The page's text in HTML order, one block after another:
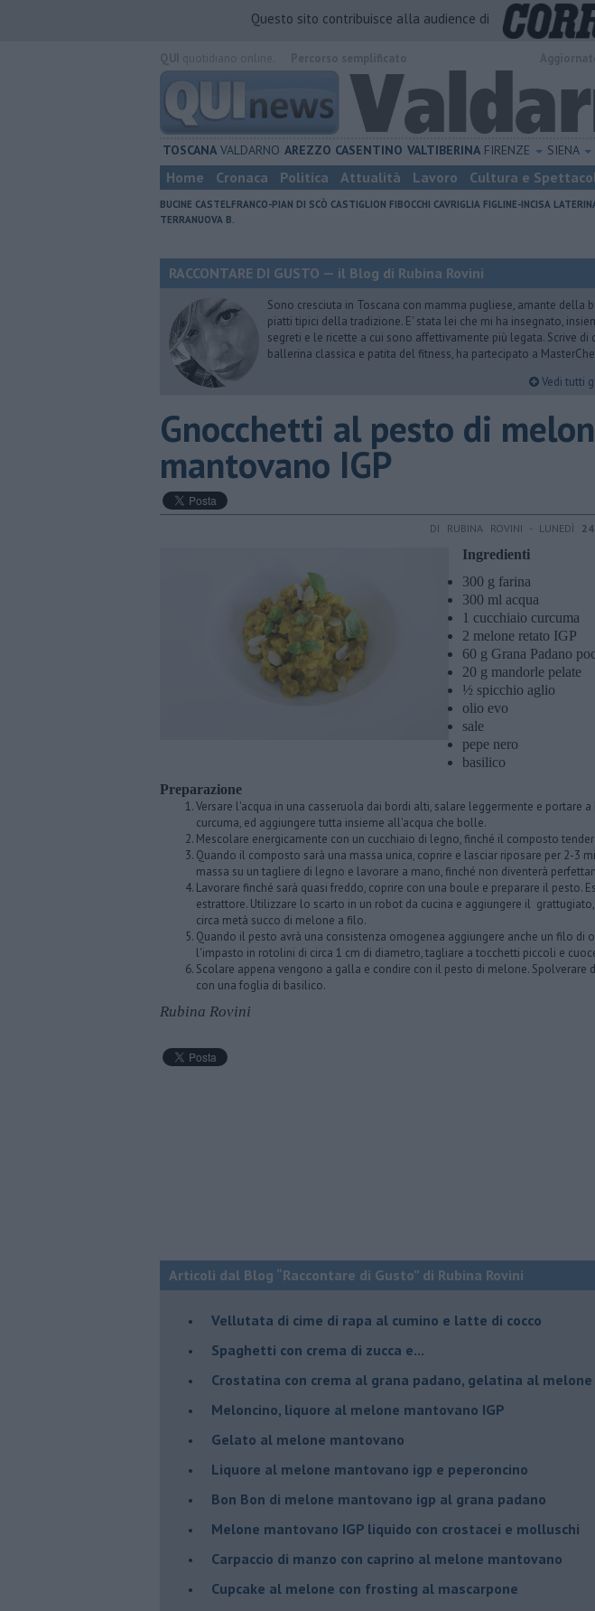
Questo sito contribuisce alla audience di
TOSCANA VALDARNO AREZZO CASENTINO VALTIBERINA FIRENZE SIENA
Home Cronaca Politica Attualità Lavoro Cultura e
BUCINE CASTELFRANCO-PIAN DI SCÒ CASTIGLION FIBOCCHI CAVRIGLIA FIGLINE-INCISA
TERRANUOVA B.
RACCONTARE DI GUSTO — il Blog di Rubina Rovini
Sono cresciuta in Toscana con mamma pugliese, amante della
piatti tipici della tradizione. E' stata lei che mi ha insegnato,
segreti e le ricette a cui sono affettivamente più legata. Scrive di
ballerina classica e patita del fitness, ha partecipato a
Vedi tutti
Gnocchetti al pesto di
mantovano IGP
DI RUBINA ROVINI - LUNEDÌ
Ingredienti
300 g farina
300 ml acqua
1 cucchiaio curcuma
2 melone retato IGP
60 g Grana Padano
20 g mandorle pelate
½ spicchio aglio
olio evo
sale
pepe nero
basilico
Preparazione
Versare l'acqua in una casseruola dai bordi alti, salare leggermente e portare
curcuma, ed aggiungere tutta insieme all'acqua che bolle.
Mescolare energicamente con un cucchiaio di legno, finché il composto
Quando il composto sarà una massa unica, coprire e lasciar riposare per 2-3
massa su un tagliere di legno e lavorare a mano, finché non diventerà
Lavorare finché sarà quasi freddo, coprire con una boule e preparare il pesto.
estrattore. Utilizzare lo scarto in un robot da cucina e aggiungere il
circa metà succo di melone a filo.
Quando il pesto avrà una consistenza omogenea aggiungere anche un filo di
l'impasto in rotolini di circa 1 cm di diametro, tagliare a tocchetti piccoli e
Scolare appena vengono a galla e condire con il pesto di melone. Spolverare
con una foglia di basilico.
Rubina Rovini
Articoli dal Blog “Raccontare di Gusto” di Rubina Rovini
Vellutata di cime di rapa al cumino e latte di cocco
Spaghetti con crema di zucca e...
Crostatina con crema al grana padano, gelatina al
Meloncino, liquore al melone mantovano IGP
Gelato al melone mantovano
Liquore al melone mantovano igp e peperoncino
Bon Bon di melone mantovano igp al grana padano
Melone mantovano IGP liquido con crostacei e molluschi
Carpaccio di manzo con caprino al melone mantovano
Cupcake al melone con frosting al mascarpone